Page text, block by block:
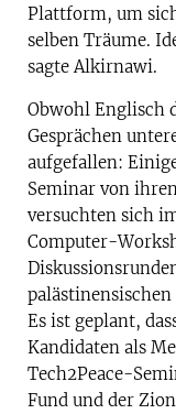
Plattform, um
selben Träume.
sagte Alkirnawi.
Obwohl Englisch
Gesprächen
aufgefallen:
Seminar von
versuchten sich
Computer-
Es ist geplant,
Kandidaten als
Tech2Peace-
Fund und der